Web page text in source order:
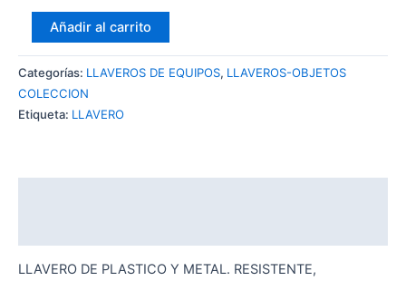
LLAVERO
DOBLE
PLASTICO
Añadir al carrito
Categorías: LLAVEROS DE EQUIPOS, LLAVEROS-OBJETOS
COLECCION
Etiqueta: LLAVERO
LLAVERO DE PLASTICO Y METAL. RESISTENTE,